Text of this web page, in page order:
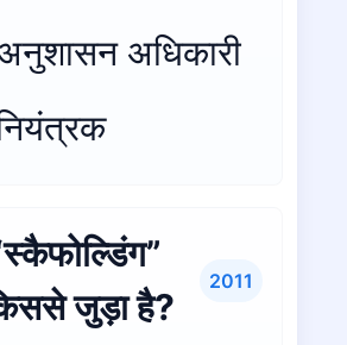
अधिकारी
जुड़ा है?
2011